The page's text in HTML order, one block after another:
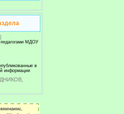
МДОУ
в
информации